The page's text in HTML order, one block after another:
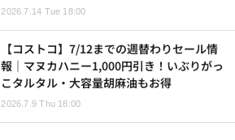
2026.7.14 Tue 18:00
【コストコ】7/12までの週替わりセール情
報｜マヌカハニー1,000円引き！いぶりがっ
こタルタル・大容量胡麻油もお得
2026.7.9 Thu 18:00